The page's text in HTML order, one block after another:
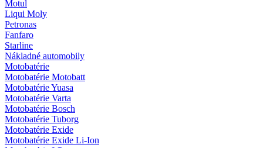
Motul
Liqui Moly
Petronas
Fanfaro
Starline
Nákladné automobily
Motobatérie
Motobatérie Motobatt
Motobatérie Yuasa
Motobatérie Varta
Motobatérie Bosch
Motobatérie Tuborg
Motobatérie Exide
Motobatérie Exide Li-Ion